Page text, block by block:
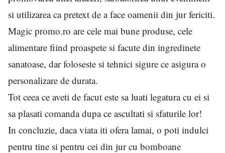
si utilizarea ca pretext de a face oamenii din jur fericiti.
Magic promo.ro are cele mai bune produse, cele
alimentare fiind proaspete si facute din ingredinete
sanatoase, dar foloseste si tehnici sigure ce asigura o
personalizare de durata.
Tot ceea ce aveti de facut este sa luati legatura cu ei si
sa plasati comanda dupa ce ascultati si sfaturile lor!
In concluzie, daca viata iti ofera lamai, o poti indulci
pentru tine si pentru cei din jur cu bomboane